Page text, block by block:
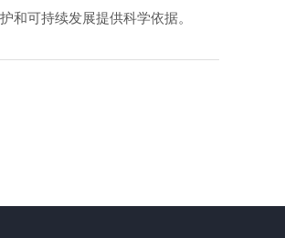
和可持续发展提供科学依据。